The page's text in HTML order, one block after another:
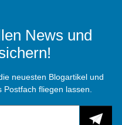
News und
neuesten Blogartikel und
fliegen lassen.